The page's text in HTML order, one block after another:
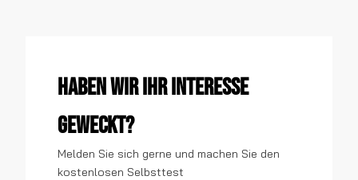
Haben wir Ihr Interesse
geweckt?
Melden Sie sich gerne und machen Sie den
kostenlosen Selbsttest